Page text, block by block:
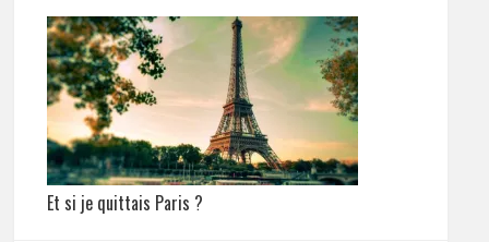
Et si je quittais Paris ?